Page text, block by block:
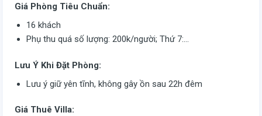
Giá Phòng Tiêu Chuẩn:
16 khách
Phụ thu quá số lượng: 200k/người; Thứ 7:…
Lưu Ý Khi Đặt Phòng:
Lưu ý giữ yên tĩnh, không gây ồn sau 22h đêm
Giá Thuê Villa: